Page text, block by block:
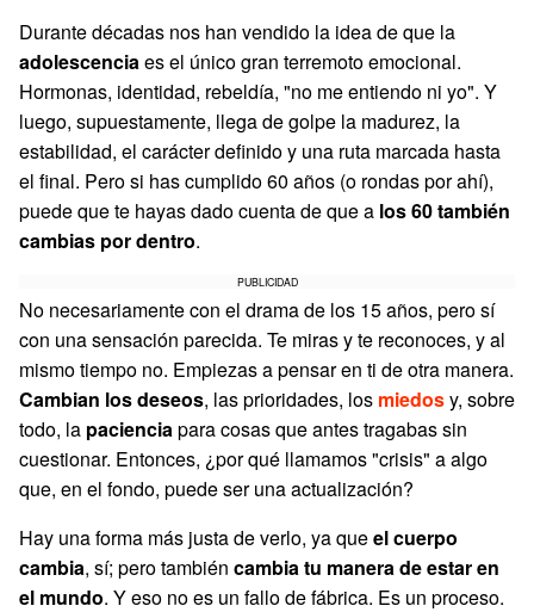
Durante décadas nos han vendido la idea de que la
adolescencia es el único gran terremoto emocional.
Hormonas, identidad, rebeldía, "no me entiendo ni yo". Y
luego, supuestamente, llega de golpe la madurez, la
estabilidad, el carácter definido y una ruta marcada hasta
el final. Pero si has cumplido 60 años (o rondas por ahí),
puede que te hayas dado cuenta de que a los 60 también
cambias por dentro.
PUBLICIDAD
No necesariamente con el drama de los 15 años, pero sí
con una sensación parecida. Te miras y te reconoces, y al
mismo tiempo no. Empiezas a pensar en ti de otra manera.
Cambian los deseos, las prioridades, los miedosy, sobre
todo, la paciencia para cosas que antes tragabas sin
cuestionar. Entonces, ¿por qué llamamos "crisis" a algo
que, en el fondo, puede ser una actualización?
Hay una forma más justa de verlo, ya queel cuerpo
cambia, sí; pero también cambia tu manera de estar en
el mundo. Y eso no es un fallo de fábrica. Es un proceso.